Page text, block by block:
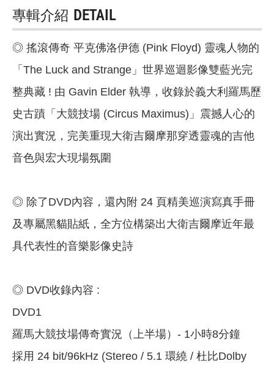
專輯介紹 DETAIL
◎ 搖滾傳奇 平克佛洛伊德 (Pink Floyd) 靈魂人物的
「The Luck and Strange」世界巡迴影像雙藍光完
整典藏 ! 由 Gavin Elder 執導，收錄於義大利羅馬歷
史古蹟「大競技場 (Circus Maximus)」震撼人心的
演出實況，完美重現大衛吉爾摩那穿透靈魂的吉他
音色與宏大現場氛圍
◎ 除了DVD內容，還內附 24 頁精美巡演寫真手冊
及專屬黑貓貼紙，全方位構築出大衛吉爾摩近年最
具代表性的音樂影像史詩
◎ DVD收錄內容 :
DVD1
羅馬大競技場傳奇實況（上半場）- 1小時8分鐘
採用 24 bit/96kHz (Stereo / 5.1 環繞 / 杜比Dolby